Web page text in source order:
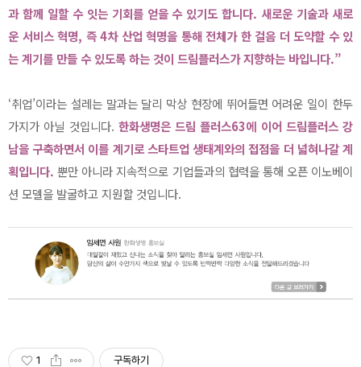
과 함께 일할 수 잇는 기회를 얻을 수 있기도 합니다. 새로운 기술과 새로
운 서비스 혁명, 즉 4차 산업 혁명을 통해 전체가 한 걸음 더 도약할 수 있
는 계기를 만들 수 있도록 하는 것이 드림플러스가 지향하는 바입니다.”
‘취업’이라는 설레는 말과는 달리 막상 현장에 뛰어들면 어려운 일이 한두
가지가 아닐 것입니다. 한화생명은 드림 플러스63에 이어 드림플러스 강
남을 구축하면서 이를 계기로 스타트업 생태계와의 접점을 더 넓혀나갈 계
획입니다. 뿐만 아니라 지속적으로 기업들과의 협력을 통해 오픈 이노베이
션 모델을 발굴하고 지원할 것입니다.
1 구독하기